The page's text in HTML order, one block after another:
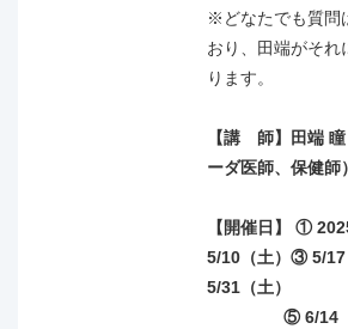
● 講座終了後にAMAJの修了証を発行
【日程】2025/11/29、12/13、12/27
1/24、1/31、2/7、2/21、3/14、3/28
5/9、5/16、5/30、6/6、6/20、7/4、
※どなたでも質問
おり、田端がそれ
ります。
【講 師】田端
ーダ医師、保健師）
【開催日】 ①
5/10（土）③ 5/17
5/31（土）
⑤ 6/14（